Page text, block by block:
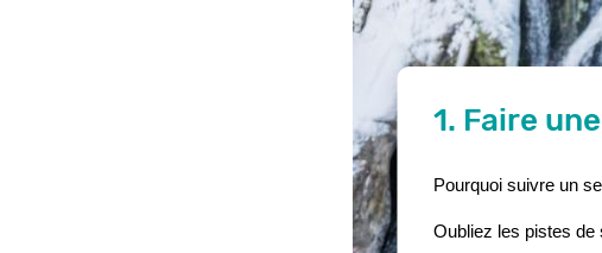
1. Faire
Pourquoi suivre un
Oubliez les pistes de